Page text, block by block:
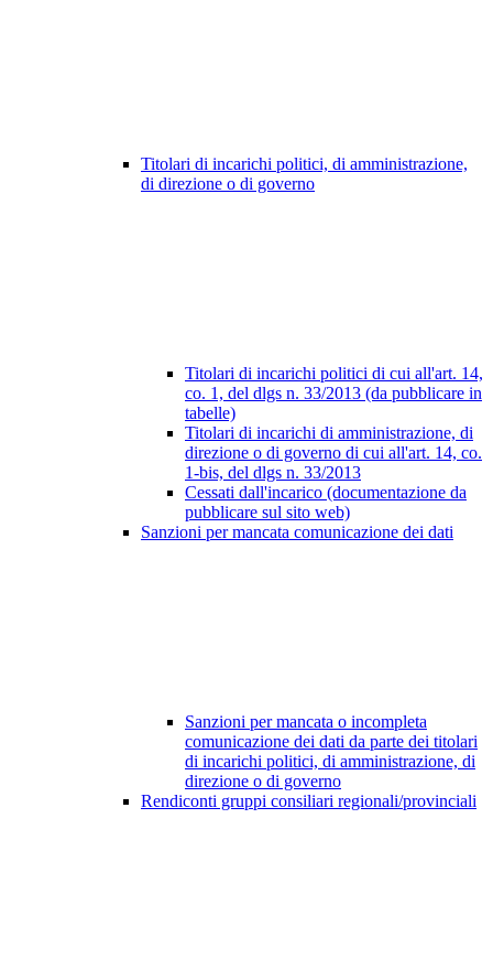
Titolari di incarichi politici, di amministrazione,
di direzione o di governo
Titolari di incarichi politici di cui all'art. 14,
co. 1, del dlgs n. 33/2013 (da pubblicare in
tabelle)
Titolari di incarichi di amministrazione, di
direzione o di governo di cui all'art. 14, co.
1-bis, del dlgs n. 33/2013
Cessati dall'incarico (documentazione da
pubblicare sul sito web)
Sanzioni per mancata comunicazione dei dati
Sanzioni per mancata o incompleta
comunicazione dei dati da parte dei titolari
di incarichi politici, di amministrazione, di
direzione o di governo
Rendiconti gruppi consiliari regionali/provinciali